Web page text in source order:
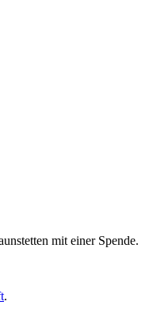
mit einer Spende.
.